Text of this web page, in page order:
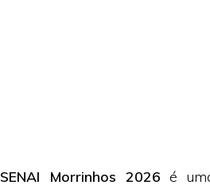
SENAI Morrinhos 2026 é